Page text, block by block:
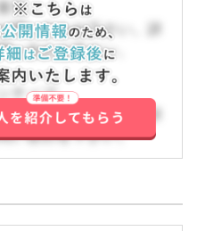
与
問い合わせ下さい。詳
い合わせ下さい。
ティブ
問い合わせ下さい。詳
い合わせ下さい。